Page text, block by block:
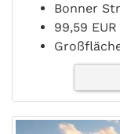
Bonner
99,59